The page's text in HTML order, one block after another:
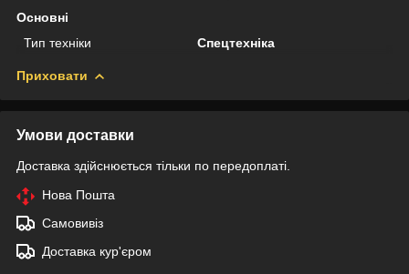
Основні
Тип техніки
Спецтехніка
Приховати
Умови доставки
Доставка здійснюється тільки по передоплаті.
Нова Пошта
Самовивіз
Доставка кур'єром